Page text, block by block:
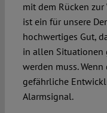
mit dem Rücken zur
ist ein für unsere
hochwertiges Gut,
in allen Situationen
werden muss.
gefährliche
Alarmsignal.